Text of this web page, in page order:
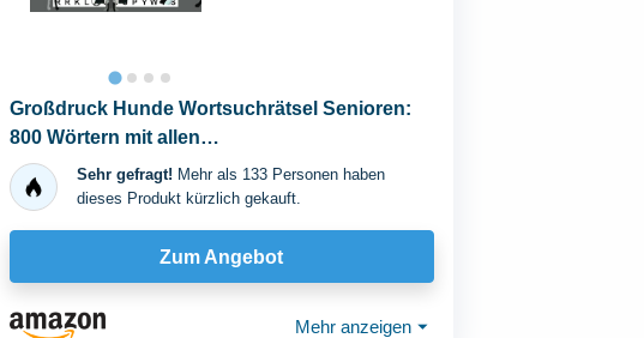
Großdruck Hunde Wortsuchrätsel Senioren:
800 Wörtern mit allen
Lösungen,Hunderassen,Hundenamen.
Sehr gefragt! Mehr als 133 Personen haben
dieses Produkt kürzlich gekauft.
Zum Angebot
Mehr anzeigen ⏷